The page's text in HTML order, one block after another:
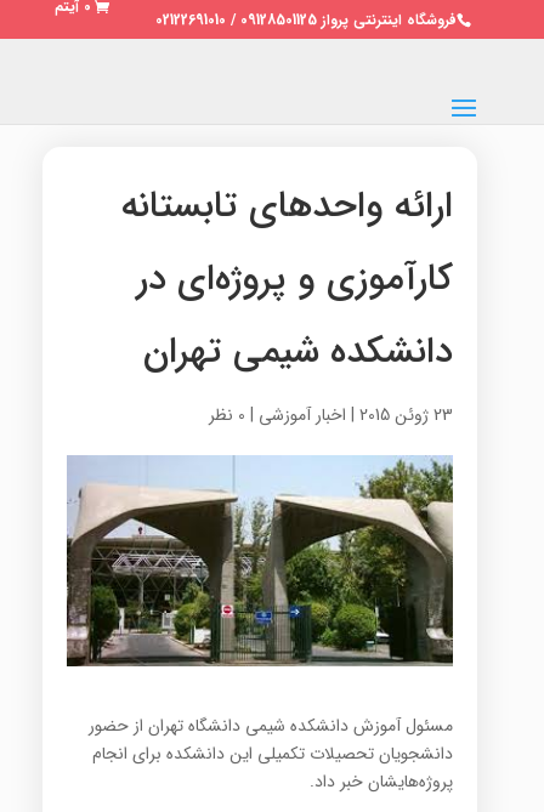
فروشگاه اینترنتی پرواز 09128501125 / 02122691010
0 آیتم
ارائه واحدهای تابستانه
کارآموزی و پروژه‌ای در
دانشکده شیمی تهران
23 ژوئن 2015 | اخبار آموزشی | 0 نظر
مسئول آموزش دانشکده شیمی دانشگاه تهران از حضور
دانشجویان تحصیلات تکمیلی این دانشکده برای انجام
پروژه‌هایشان خبر داد.